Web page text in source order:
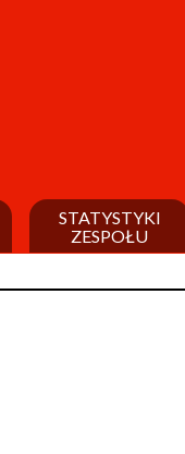
STATYSTYKI
ZESPOŁU